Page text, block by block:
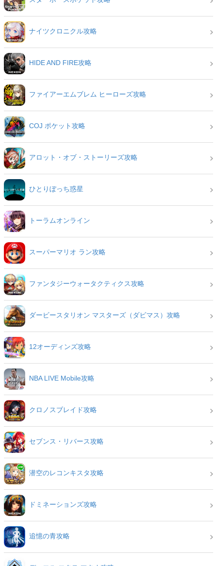
ナイツクロニクル攻略
HIDE AND FIRE攻略
ファイアーエムブレム ヒーローズ攻略
COJ ポケット攻略
アロット・オブ・ストーリーズ攻略
ひとりぼっち惑星
トーラムオンライン
スーパーマリオ ラン攻略
ファンタジーウォータクティクス攻略
ダービースタリオン マスターズ（ダビマス）攻略
12オーディンズ攻略
NBA LIVE Mobile攻略
クロノスブレイド攻略
セブンス・リバース攻略
潜空のレコンキスタ攻略
ドミネーションズ攻略
追憶の青攻略